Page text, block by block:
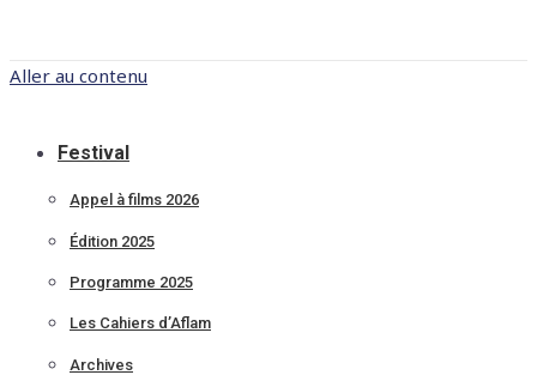
Aller au contenu
Festival
Appel à films 2026
Édition 2025
Programme 2025
Les Cahiers d’Aflam
Archives